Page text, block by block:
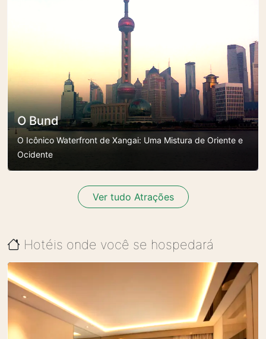
O Bund
O Icônico Waterfront de Xangai: Uma Mistura de Oriente e
Ocidente
Ver tudo Atrações
Hotéis onde você se hospedará